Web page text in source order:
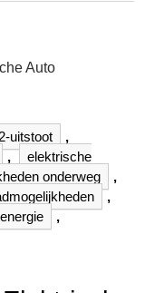
Auto
uitstoot
,
,
elektrische
onderweg
,
,
,